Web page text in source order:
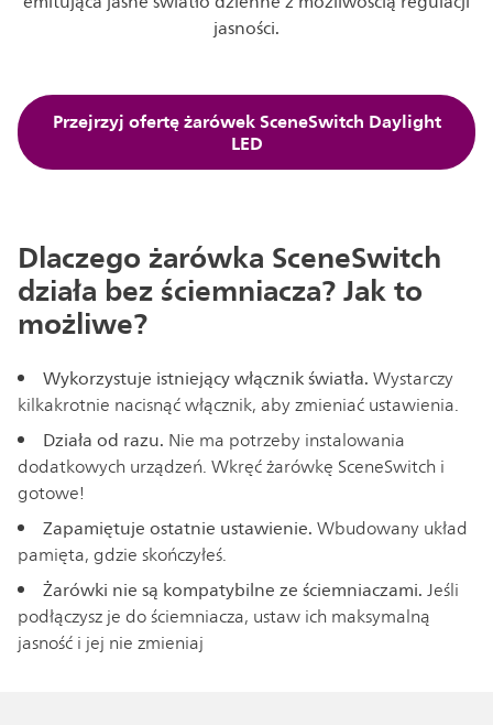
jasności.
Przejrzyj ofertę żarówek SceneSwitch Daylight
LED
Dlaczego żarówka SceneSwitch
działa bez ściemniacza? Jak to
możliwe?
Wykorzystuje istniejący włącznik światła.Wystarczy
kilkakrotnie nacisnąć włącznik, aby zmieniać ustawienia.
Działa od razu. Nie ma potrzeby instalowania
dodatkowych urządzeń. Wkręć żarówkę SceneSwitch i
gotowe!
Zapamiętuje ostatnie ustawienie.Wbudowany układ
pamięta, gdzie skończyłeś.
Żarówki nie są kompatybilne ze ściemniaczami.Jeśli
podłączysz je do ściemniacza, ustaw ich maksymalną
jasność i jej nie zmieniaj